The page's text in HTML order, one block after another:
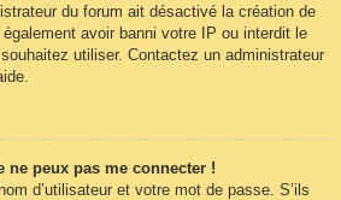
du forum ait désactivé la création de
avoir banni votre IP ou interdit le
utiliser. Contactez un administrateur
ne peux pas me connecter !
d’utilisateur et votre mot de passe. S’ils